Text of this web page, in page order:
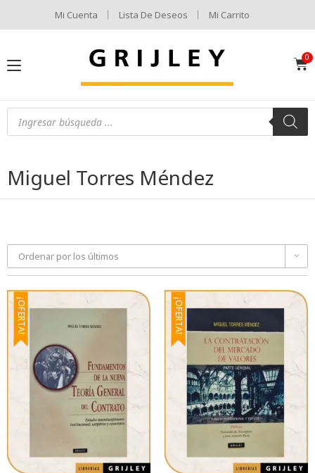
Mi Cuenta Lista De Deseos Mi Carrito
Miguel Torres Méndez
Ordenar por los últimos
¡OFERTA! ¡OFERTA!